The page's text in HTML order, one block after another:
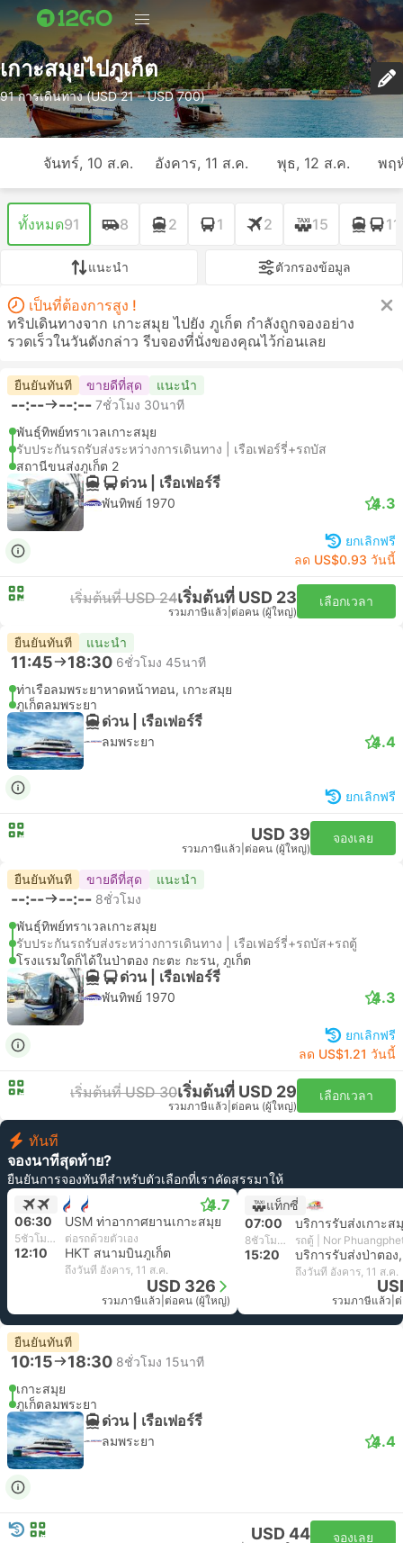
เกาะสมุยไปภูเก็ต
91 การเดินทาง (USD 21 – USD 700)
จันทร์, 10 ส.ค. อังคาร, 11 ส.ค. พุธ, 12 ส.ค. พฤ
ทั้งหมด91 8 2 1 2 15 11
แนะนำ ตัวกรองข้อมูล
เป็นที่ต้องการสูง !
ทริปเดินทางจาก เกาะสมุย ไปยัง ภูเก็ต กำลังถูกจองอย่าง
รวดเร็วในวันดังกล่าว รีบจองที่นั่งของคุณไว้ก่อนเลย
ยืนยันทันที ขายดีที่สุด แนะนำ
--:-- --:-- 7ชั่วโมง 30นาที
พันธุ์ทิพย์ทราเวลเกาะสมุย
รับประกันรถรับส่งระหว่างการเดินทาง | เรือเฟอร์รี่+รถบัส
สถานีขนส่งภูเก็ต 2
ด่วน | เรือเฟอร์รี่
พันทิพย์ 1970 4.3
ยกเลิกฟรี
ลด US$0.93 วันนี้
เริ่มต้นที่ USD 24เริ่มต้นที่ USD 23
รวมภาษีแล้ว ต่อคน (ผู้ใหญ่)
เลือกเวลา
ยืนยันทันที แนะนำ
11:45 18:30 6ชั่วโมง 45นาที
ท่าเรือลมพระยาหาดหน้าทอน, เกาะสมุย
ภูเก็ตลมพระยา
ด่วน | เรือเฟอร์รี่
ลมพระยา 4.4
ยกเลิกฟรี
USD 39
รวมภาษีแล้ว ต่อคน (ผู้ใหญ่)
จองเลย
ยืนยันทันที ขายดีที่สุด แนะนำ
--:-- --:-- 8ชั่วโมง
พันธุ์ทิพย์ทราเวลเกาะสมุย
รับประกันรถรับส่งระหว่างการเดินทาง | เรือเฟอร์รี่+รถบัส+รถตู้
โรงแรมใดก็ได้ในป่าตอง กะตะ กะรน, ภูเก็ต
ด่วน | เรือเฟอร์รี่
พันทิพย์ 1970 4.3
ยกเลิกฟรี
ลด US$1.21 วันนี้
เริ่มต้นที่ USD 30เริ่มต้นที่ USD 29
รวมภาษีแล้ว ต่อคน (ผู้ใหญ่)
เลือกเวลา
ทันที
จองนาทีสุดท้าย?
ยืนยันการจองทันทีสำหรับตัวเลือกที่เราคัดสรรมาให้
4.7
06:30 USM ท่าอากาศยานเกาะสมุย
5ชั่วโมง 40นาที ต่อรถด้วยตัวเอง
12:10 HKT สนามบินภูเก็ต
ถึงวันที่ อังคาร, 11 ส.ค.
USD 326
รวมภาษีแล้ว ต่อคน (ผู้ใหญ่)
แท็กซี่
07:00
บริการรับส่งเกาะส
8ชั่วโมง 20นาที รถตู้ | Nor
15:20 บริการรับส่งป่าตอง
ถึงวันที่ อังคาร, 11 ส.ค.
รวมภาษีแล้ว
ยืนยันทันที
10:15 18:30 8ชั่วโมง 15นาที
เกาะสมุย
ภูเก็ตลมพระยา
ด่วน | เรือเฟอร์รี่
ลมพระยา 4.4
USD 44 จองเลย